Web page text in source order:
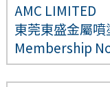
AMC LIMITED
東莞東盛金屬噴
Membership